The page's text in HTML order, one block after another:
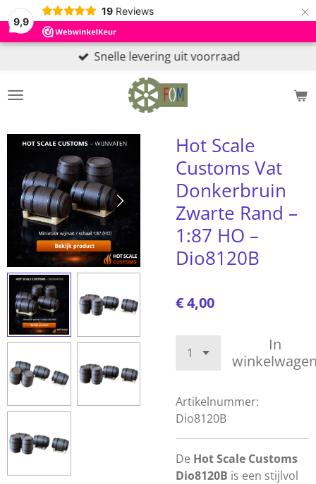
9,9
19 Reviews ×
Snelle levering uit voorraad
Hot Scale
Customs Vat
Donkerbruin
Zwarte Rand –
1:87 HO –
Dio8120B
€ 4,00
In
Artikelnummer:
Dio8120B
De Hot Scale Customs
Dio8120B is een stijlvol